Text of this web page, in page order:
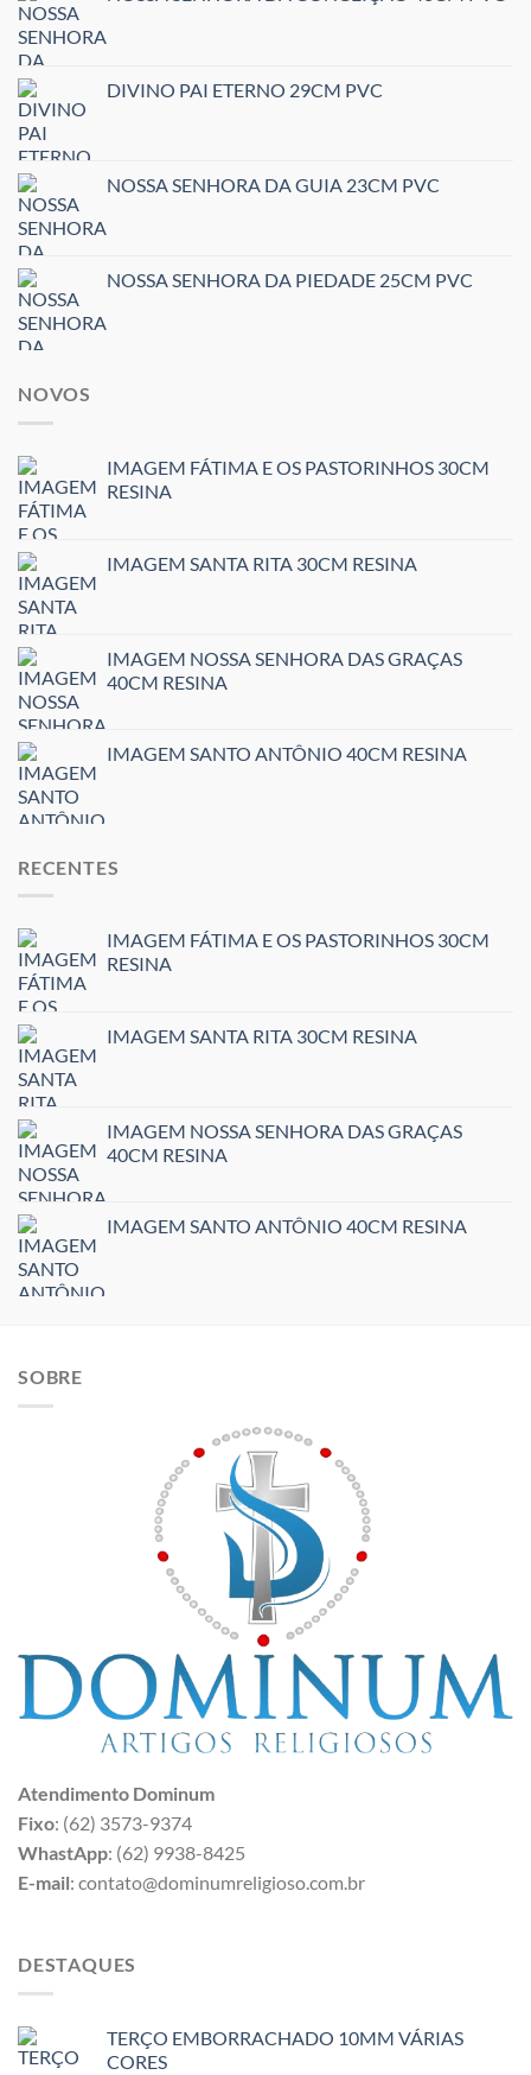
DIVINO PAI ETERNO 29CM PVC
NOSSA SENHORA DA GUIA 23CM PVC
NOSSA SENHORA DA PIEDADE 25CM PVC
NOVOS
IMAGEM FÁTIMA E OS PASTORINHOS 30CM
RESINA
IMAGEM SANTA RITA 30CM RESINA
IMAGEM NOSSA SENHORA DAS GRAÇAS
40CM RESINA
IMAGEM SANTO ANTÔNIO 40CM RESINA
RECENTES
IMAGEM FÁTIMA E OS PASTORINHOS 30CM
RESINA
IMAGEM SANTA RITA 30CM RESINA
IMAGEM NOSSA SENHORA DAS GRAÇAS
40CM RESINA
IMAGEM SANTO ANTÔNIO 40CM RESINA
SOBRE
Atendimento Dominum
Fixo: (62) 3573-9374
WhastApp: (62) 9938-8425
E-mail: contato@dominumreligioso.com.br
DESTAQUES
TERÇO EMBORRACHADO 10MM VÁRIAS
CORES